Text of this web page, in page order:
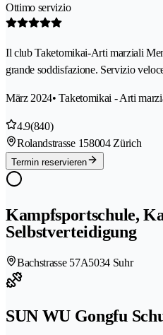
Ottimo servizio
Il club Taketomikai-Arti marziali
grande soddisfazione. Servizio
März 2024• Taketomikai - Arti
4.9(840)
Rolandstrasse 158004 Zürich
Termin reservieren
Kampfsportschule,
Selbstverteidigung
Bachstrasse 57A5034 Suhr
SUN WU Gongfu